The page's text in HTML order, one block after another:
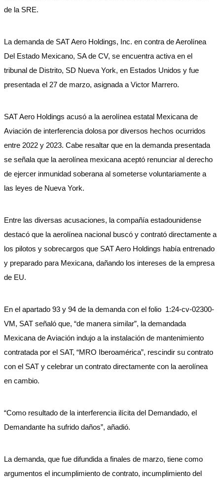
de la SRE.
La demanda de SAT Aero Holdings, Inc. en contra de Aerolínea
Del Estado Mexicano, SA de CV, se encuentra activa en el
tribunal de Distrito, SD Nueva York, en Estados Unidos y fue
presentada el 27 de marzo, asignada a Victor Marrero.
SAT Aero Holdings acusó a la aerolínea estatal Mexicana de
Aviación de interferencia dolosa por diversos hechos ocurridos
entre 2022 y 2023. Cabe resaltar que en la demanda presentada
se señala que la aerolínea mexicana aceptó renunciar al derecho
de ejercer inmunidad soberana al someterse voluntariamente a
las leyes de Nueva York.
Entre las diversas acusaciones, la compañía estadounidense
destacó que la aerolínea nacional buscó y contrató directamente a
los pilotos y sobrecargos que SAT Aero Holdings había entrenado
y preparado para Mexicana, dañando los intereses de la empresa
de EU.
En el apartado 93 y 94 de la demanda con el folio 1:24-cv-02300-
VM, SAT señaló que, “de manera similar”, la demandada
Mexicana de Aviación indujo a la instalación de mantenimiento
contratada por el SAT, “MRO Iberoamérica”, rescindir su contrato
con el SAT y celebrar un contrato directamente con la aerolínea
en cambio.
“Como resultado de la interferencia ilícita del Demandado, el
Demandante ha sufrido daños”, añadió.
La demanda, que fue difundida a finales de marzo, tiene como
argumentos el incumplimiento de contrato, incumplimiento del